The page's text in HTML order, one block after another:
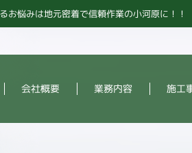
悩みは地元密着で信頼作業の小河原に！！
会社概要 業務内容 施工